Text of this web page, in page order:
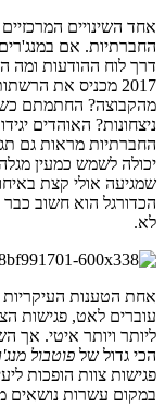
אחד השינויים
החברתיות. אם
דרך לוח ההודעות ומה
2017 מכניס את
מהקבוצה? החתמתם
ניצחונות? האוהדים
החברתיות מראות גם
יכולה לשמש כמעין
שמגיעה אולי קצת
הכדורגל הוא חשוב
לא.
אחת הטענות העיקריות
עוברים לאט, פגישות
ליותר ויותר איטי. אך
הכי גדול של פוטבול מנג'ר
פגישות צוות הופכות
במקום עשרות נושאים